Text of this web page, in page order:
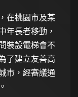
在桃園市及某
年長者移動，
裝設電梯會不
了建立友善高
市，經審議通